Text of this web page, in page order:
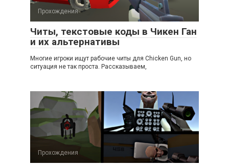
Прохождения
Читы, текстовые коды в Чикен Ган
и их альтернативы
Многие игроки ищут рабочие читы для Chicken Gun, но
ситуация не так проста. Рассказываем,
Прохождения